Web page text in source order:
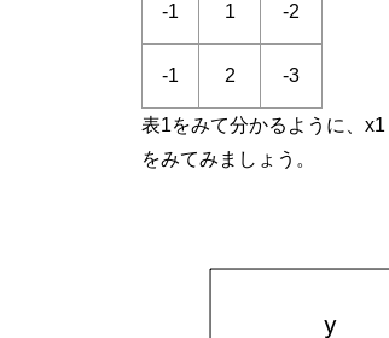
-1 1 -2
-1 2 -3
表1をみて分かるように、x1
をみてみましょう。